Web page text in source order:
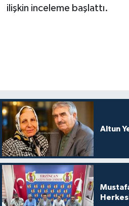
ilişkin inceleme başlattı.
Altun